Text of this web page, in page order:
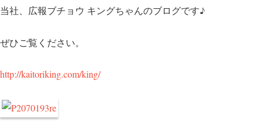
当社、広報ブチョウ キングちゃんのブログです♪
ぜひご覧ください。
http://kaitoriking.com/king/